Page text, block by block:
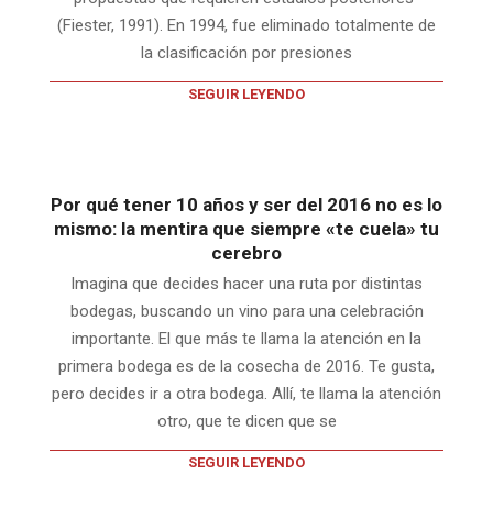
(Fiester, 1991). En 1994, fue eliminado totalmente de
la clasificación por presiones
SEGUIR LEYENDO
Por qué tener 10 años y ser del 2016 no es lo
mismo: la mentira que siempre «te cuela» tu
cerebro
Imagina que decides hacer una ruta por distintas
bodegas, buscando un vino para una celebración
importante. El que más te llama la atención en la
primera bodega es de la cosecha de 2016. Te gusta,
pero decides ir a otra bodega. Allí, te llama la atención
otro, que te dicen que se
SEGUIR LEYENDO